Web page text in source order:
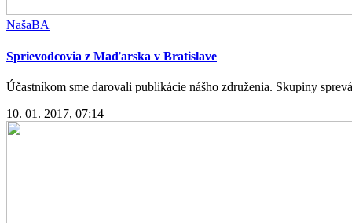
NašaBA
Sprievodcovia z Maďarska v Bratislave
Účastníkom sme darovali publikácie nášho združenia. Skupiny
10. 01. 2017, 07:14